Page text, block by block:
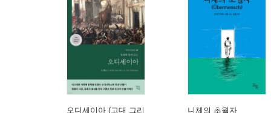
오디세이아 (고대 그리
니체의 초월자